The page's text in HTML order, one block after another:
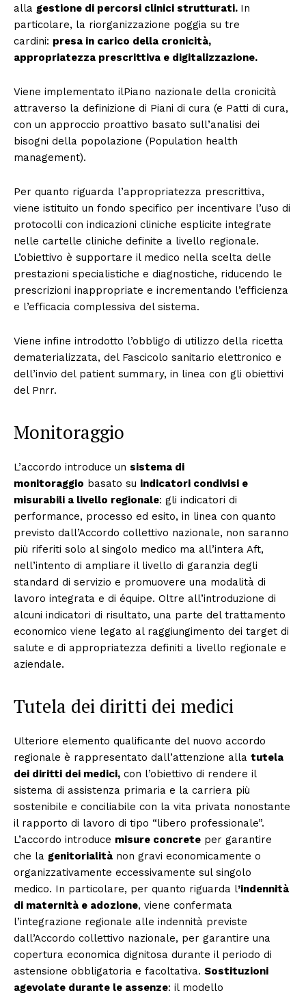
Condividi
alla gestione di percorsi clinici strutturati. In
particolare, la riorganizzazione poggia su tre
cardini: presa in carico della cronicità,
appropriatezza prescrittiva e digitalizzazione.
Viene implementato ilPiano nazionale della cronicità
attraverso la definizione di Piani di cura (e Patti di cura,
con un approccio proattivo basato sull’analisi dei
bisogni della popolazione (Population health
management).
Per quanto riguarda l’appropriatezza prescrittiva,
viene istituito un fondo specifico per incentivare l’uso di
protocolli con indicazioni cliniche esplicite integrate
nelle cartelle cliniche definite a livello regionale.
L’obiettivo è supportare il medico nella scelta delle
prestazioni specialistiche e diagnostiche, riducendo le
prescrizioni inappropriate e incrementando l’efficienza
e l’efficacia complessiva del sistema.
Viene infine introdotto l’obbligo di utilizzo della ricetta
dematerializzata, del Fascicolo sanitario elettronico e
dell’invio del patient summary, in linea con gli obiettivi
del Pnrr.
Monitoraggio
L’accordo introduce un sistema di
monitoraggio basato su indicatori condivisi e
misurabili a livello regionale: gli indicatori di
performance, processo ed esito, in linea con quanto
previsto dall’Accordo collettivo nazionale, non saranno
più riferiti solo al singolo medico ma all’intera Aft,
nell’intento di ampliare il livello di garanzia degli
standard di servizio e promuovere una modalità di
lavoro integrata e di équipe. Oltre all’introduzione di
alcuni indicatori di risultato, una parte del trattamento
economico viene legato al raggiungimento dei target di
salute e di appropriatezza definiti a livello regionale e
aziendale.
Tutela dei diritti dei medici
Ulteriore elemento qualificante del nuovo accordo
regionale è rappresentato dall’attenzione alla tutela
dei diritti dei medici, con l’obiettivo di rendere il
sistema di assistenza primaria e la carriera più
sostenibile e conciliabile con la vita privata nonostante
il rapporto di lavoro di tipo “libero professionale”.
L’accordo introduce misure concrete per garantire
che la genitorialità non gravi economicamente o
organizzativamente eccessivamente sul singolo
medico. In particolare, per quanto riguarda l’indennità
di maternità e adozione, viene confermata
l’integrazione regionale alle indennità previste
dall’Accordo collettivo nazionale, per garantire una
copertura economica dignitosa durante il periodo di
astensione obbligatoria e facoltativa. Sostituzioni
agevolate durante le assenze: il modello